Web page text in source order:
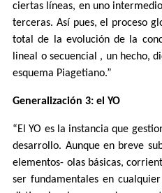
ciertas líneas, en uno
terceras. Así pues, el proceso
total de la evolución de la
lineal o secuencial , un hecho,
esquema Piagetiano.”
Generalización 3: el YO
“El YO es la instancia que
desarrollo. Aunque en breve
elementos- olas básicas,
ser fundamentales en